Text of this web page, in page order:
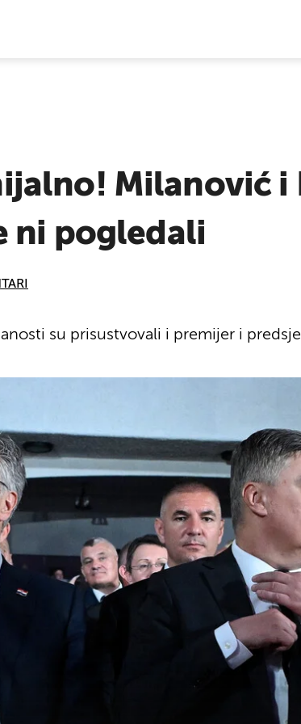
Milanović i
ni pogledali
su prisustvovali i premijer i